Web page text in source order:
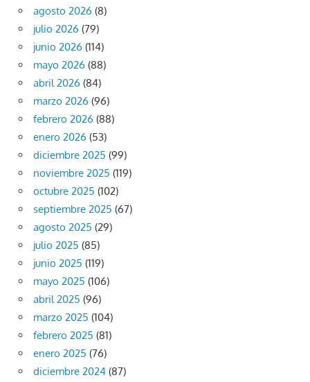
agosto 2026 (8)
julio 2026 (79)
junio 2026 (114)
mayo 2026 (88)
abril 2026 (84)
marzo 2026 (96)
febrero 2026 (88)
enero 2026 (53)
diciembre 2025 (99)
noviembre 2025 (119)
octubre 2025 (102)
septiembre 2025 (67)
agosto 2025 (29)
julio 2025 (85)
junio 2025 (119)
mayo 2025 (106)
abril 2025 (96)
marzo 2025 (104)
febrero 2025 (81)
enero 2025 (76)
diciembre 2024 (87)